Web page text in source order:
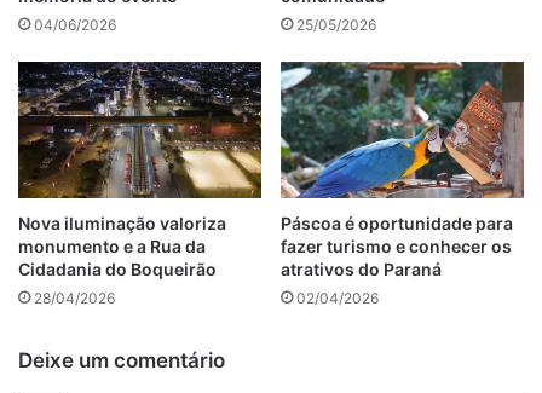
04/06/2026 25/05/2026
Nova iluminação valoriza
monumento e a Rua da
Cidadania do Boqueirão
28/04/2026
Páscoa é oportunidade para
fazer turismo e conhecer os
atrativos do Paraná
02/04/2026
Deixe um comentário